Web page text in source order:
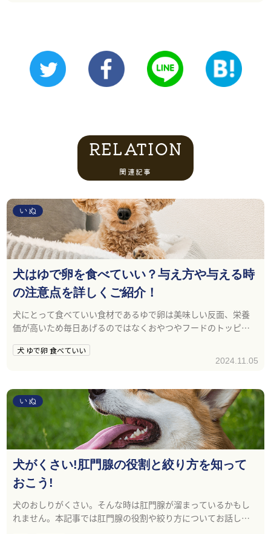
RELATION
関連記事
いぬ
犬はゆで卵を食べていい？与え方や与える時
の注意点を詳しくご紹介！
犬にとって食べていい食材であるゆで卵は美味しい反面、栄養
価が高いため毎日あげるのではなくおやつやフードのトッピン
犬 ゆで卵 食べていい
2024.11.05
いぬ
犬がくさい!肛門腺の役割と絞り方を知って
おこう!
犬のおしりがくさい。そんな時は肛門腺が溜まっているかもし
れません。本記事では肛門腺の役割や絞り方についてお話しし